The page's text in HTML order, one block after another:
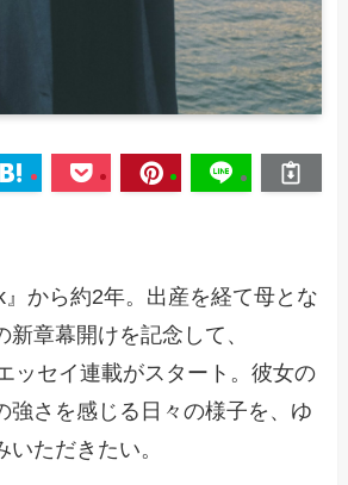
から約2年。出産を経て母とな
新章幕開けを記念して、
ッセイ連載がスタート。彼女の
強さを感じる日々の様子を、ゆ
ただきたい。